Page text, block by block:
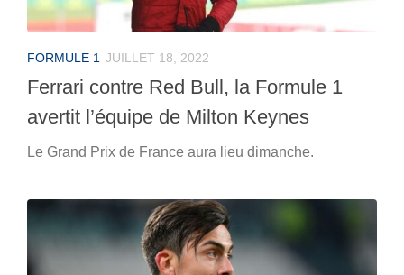
FORMULE 1 JUILLET 18, 2022
Ferrari contre Red Bull, la Formule 1
avertit l’équipe de Milton Keynes
Le Grand Prix de France aura lieu dimanche.